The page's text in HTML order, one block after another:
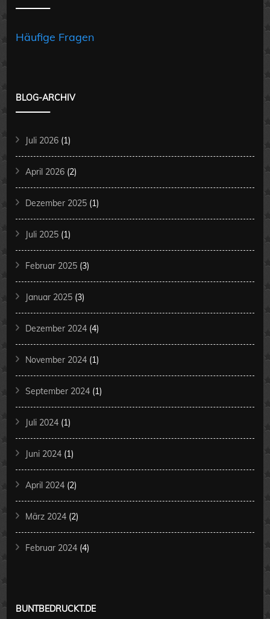
Häufige Fragen
BLOG-ARCHIV
Juli 2026 (1)
April 2026 (2)
Dezember 2025 (1)
Juli 2025 (1)
Februar 2025 (3)
Januar 2025 (3)
Dezember 2024 (4)
November 2024 (1)
September 2024 (1)
Juli 2024 (1)
Juni 2024 (1)
April 2024 (2)
März 2024 (2)
Februar 2024 (4)
BUNTBEDRUCKT.DE